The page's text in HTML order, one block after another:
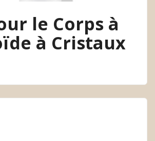
le Corps à
à Cristaux